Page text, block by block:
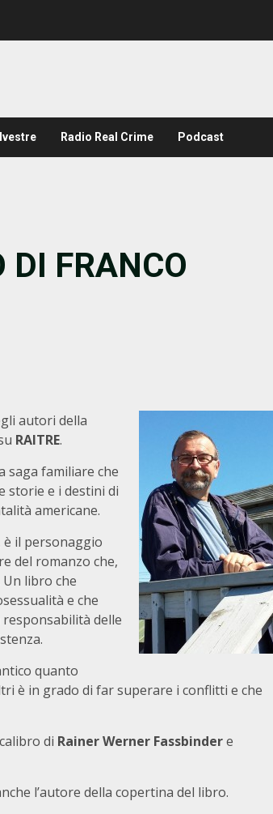
Radio Real Crime Podcast
DI FRANCO
autori della
RAITRE.
saga familiare che
storie e i destini di
americane.
è il personaggio
del romanzo che,
libro che
e che
delle
quanto
è in grado di far superare i conflitti e che
di Rainer Werner Fassbindere
l’autore della copertina del libro.